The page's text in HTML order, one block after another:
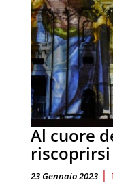
Al cuore
23 Gennaio 2023 |